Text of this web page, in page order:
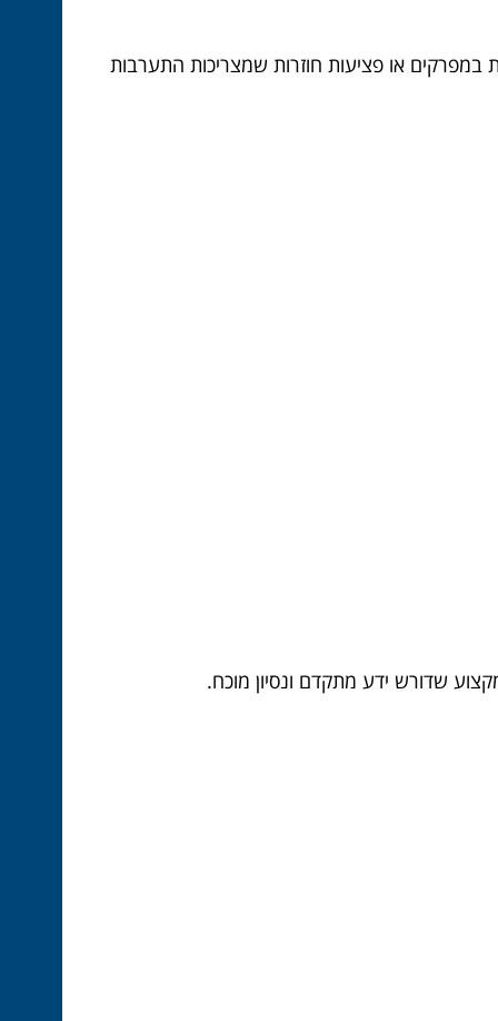
במפרקים או פציעות חוזרות שמצריכות התערבות
שדורש ידע מתקדם ונסיון מוכח.